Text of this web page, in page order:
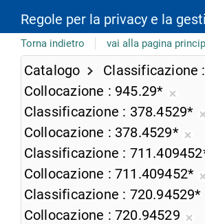
Regole per la privacy e la
Torna indietro vai alla pagina
Catalogo Classificazione
Collocazione
945.29*
dalla
ricerca
Classificazione
378.4529*
Collocazione
378.4529*
Classificazione
Collocazione
711.409452*
Classificazione
720.94529*
Collocazione
720.94529